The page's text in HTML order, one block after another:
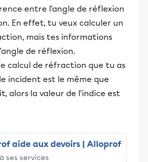
entre l'angle de réflexion
En effet, tu veux calculer un
mais tes informations
de réflexion.
calcul de réfraction que tu as
incident est le même que
alors la valeur de l'indice est
aide aux devoirs | Alloprof
ses services